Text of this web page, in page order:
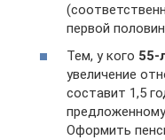
первой
Тем, у кого 55-
увеличение
составит 1,5
Оформить